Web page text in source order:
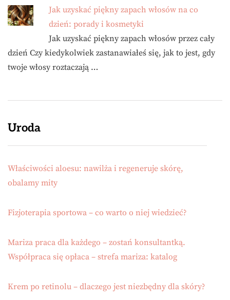
Jak uzyskać piękny zapach włosów na co
dzień: porady i kosmetyki
Jak uzyskać piękny zapach włosów przez cały
dzień Czy kiedykolwiek zastanawiałeś się, jak to jest, gdy
twoje włosy roztaczają …
Uroda
Właściwości aloesu: nawilża i regeneruje skórę,
obalamy mity
Fizjoterapia sportowa – co warto o niej wiedzieć?
Mariza praca dla każdego – zostań konsultantką.
Współpraca się opłaca – strefa mariza: katalog
Krem po retinolu – dlaczego jest niezbędny dla skóry?